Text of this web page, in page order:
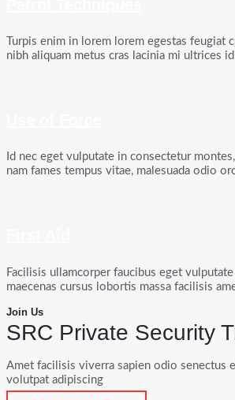
Turpis enim in lorem lorem egestas feugiat
nibh aliquam metus cras lacinia mi ultrices
Id nec eget vulputate in consectetur
nam fames tempus vitae, malesuada odio
Facilisis ullamcorper faucibus eget
maecenas cursus lobortis massa facilisis
Join Us
SRC Private Security
Amet facilisis viverra sapien odio senectus
volutpat adipiscing